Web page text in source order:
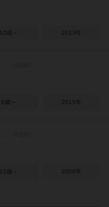
12歳～ 2013年
8歳～ 2015年
12歳～ 2006年